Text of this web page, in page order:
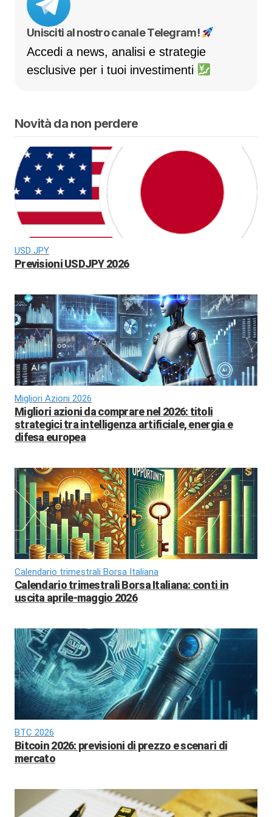
Unisciti al nostro canale Telegram!
Accedi a news, analisi e strategie
esclusive per i tuoi investimenti
Novità da non perdere
USD JPY
Previsioni USDJPY 2026
Migliori Azioni 2026
Migliori azioni da comprare nel 2026: titoli
strategici tra intelligenza artificiale, energia e
difesa europea
Calendario trimestrali Borsa Italiana
Calendario trimestrali Borsa Italiana: conti in
uscita aprile-maggio 2026
BTC 2026
Bitcoin 2026: previsioni di prezzo e scenari di
mercato